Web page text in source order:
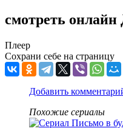
смотреть
Плеер
Сохрани себе на страницу
Добавить
Похожие сериалы